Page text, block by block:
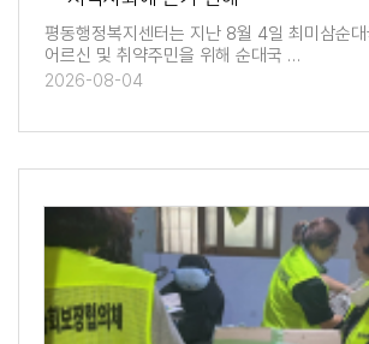
평동행정복지센터는 지난 8월 4일 최미삼순
어르신 및 취약주민을 위해 순대국 …
2026-08-04